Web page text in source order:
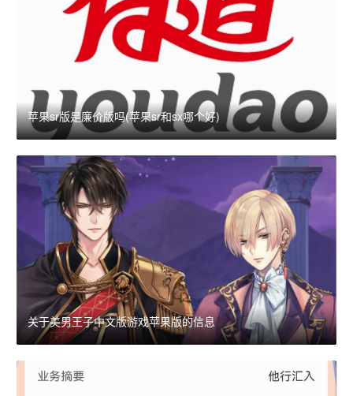
苹果sr版是廉价版吗(苹果sr和sx哪个好)
关于美男王子中文版游戏苹果版的信息